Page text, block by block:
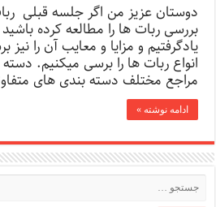
دوستان عزیز من اگر جلسه قبلی
بررسی ربات ها را مطالعه کرده
یادگرفتیم و مزایا و معایب آن را
انواع ربات ها را برسی میکنیم.
مراجع مختلف دسته بندی های
ادامه نوشته »